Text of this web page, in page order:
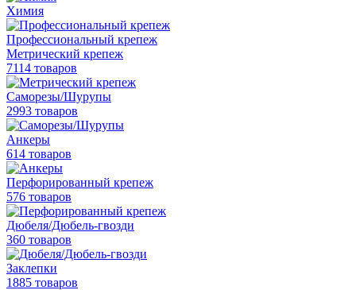
Химия
Профессиональный крепеж
Метрический крепеж
7114 товаров
Саморезы/Шурупы
2993 товаров
Анкеры
614 товаров
Перфорированный крепеж
576 товаров
Дюбеля/Дюбель-гвозди
360 товаров
Заклепки
1885 товаров